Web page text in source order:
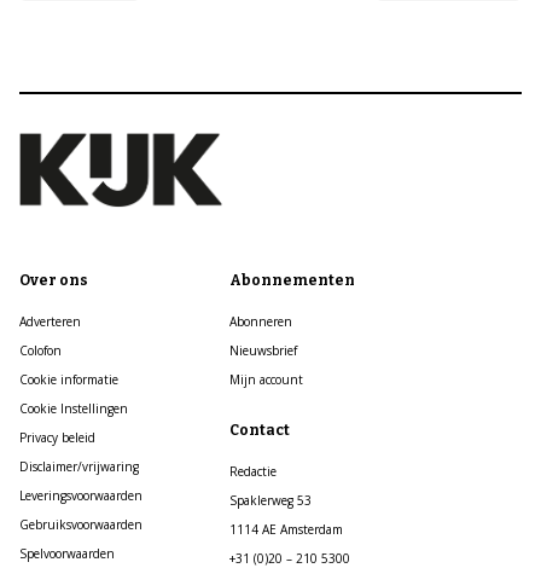
Over ons
Adverteren
Colofon
Cookie informatie
Cookie Instellingen
Privacy beleid
Disclaimer/vrijwaring
Leveringsvoorwaarden
Gebruiksvoorwaarden
Spelvoorwaarden
Abonnementen
Abonneren
Nieuwsbrief
Mijn account
Contact
Redactie
Spaklerweg 53
1114 AE Amsterdam
+31 (0)20 – 210 5300